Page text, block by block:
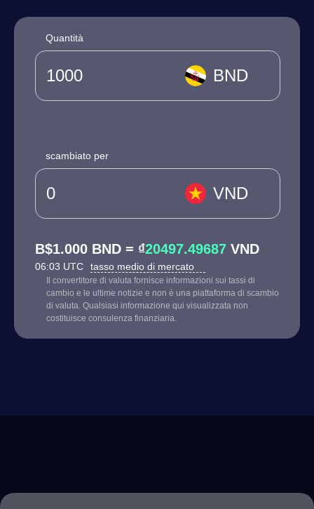
Quantità
BND
scambiato per
VND
B$1.000 BND = ₫20497.49687 VND
06:03 UTC tasso medio di mercato
Il convertitore di valuta fornisce informazioni sui tassi di
cambio e le ultime notizie e non è una piattaforma di scambio
di valuta. Qualsiasi informazione qui visualizzata non
costituisce consulenza finanziaria.